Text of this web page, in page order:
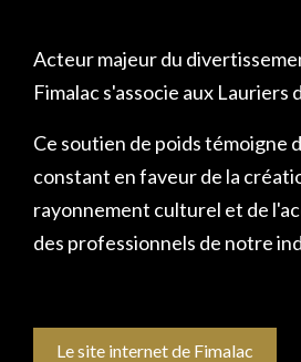
Acteur majeur du
Fimalac s'associe aux Lauriers
Ce soutien de poids témoigne
constant en faveur de la
rayonnement culturel et de
des professionnels de notre
Le site internet de Fimalac